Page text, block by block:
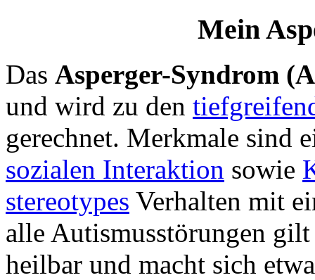
Mein
Das Asperger-Syndrom
und wird zu den
gerechnet. Merkmale sind
sozialen Interaktion sowie
stereotypes Verhalten mit
alle Autismusstörungen
heilbar und macht sich